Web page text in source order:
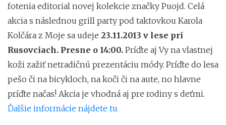
fotenia editorial novej kolekcie značky Puojd. Celá
akcia s následnou grill party pod taktovkou Karola
Kolčára z Moje sa udeje 23.11.2013 v lese pri
Rusovciach. Presne o 14:00. Príďte aj Vy na vlastnej
koži zažiť netradičnú prezentáciu módy. Príďte do lesa
pešo či na bicykloch, na koči či na aute, no hlavne
príďte načas! Akcia je vhodná aj pre rodiny s deťmi.
Ďalšie informácie nájdete tu